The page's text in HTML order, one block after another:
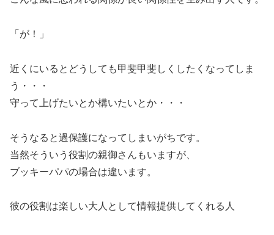
「が！」
近くにいるとどうしても甲斐甲斐しくしたくなってしま
う・・・
守って上げたいとか構いたいとか・・・
そうなると過保護になってしまいがちです。
当然そういう役割の親御さんもいますが、
ブッキーパパの場合は違います。
彼の役割は楽しい大人として情報提供してくれる人